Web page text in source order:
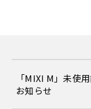
「MIXI M」未使
お知らせ